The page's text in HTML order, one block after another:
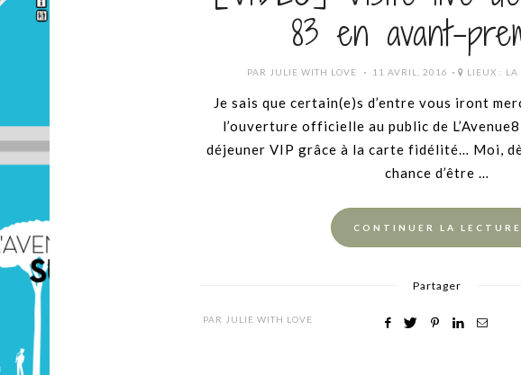
83 en avant-
PAR JULIE WITH LOVE
POSTED
11 AVRIL, 2016 LIEUX : LA
Je sais que certain(e)s d’entre vous iront
l’ouverture officielle au public de
déjeuner VIP grâce à la carte fidélité… Moi,
chance d’être …
CONTINUER LA LECTURE
Partager
PAR JULIE WITH LOVE